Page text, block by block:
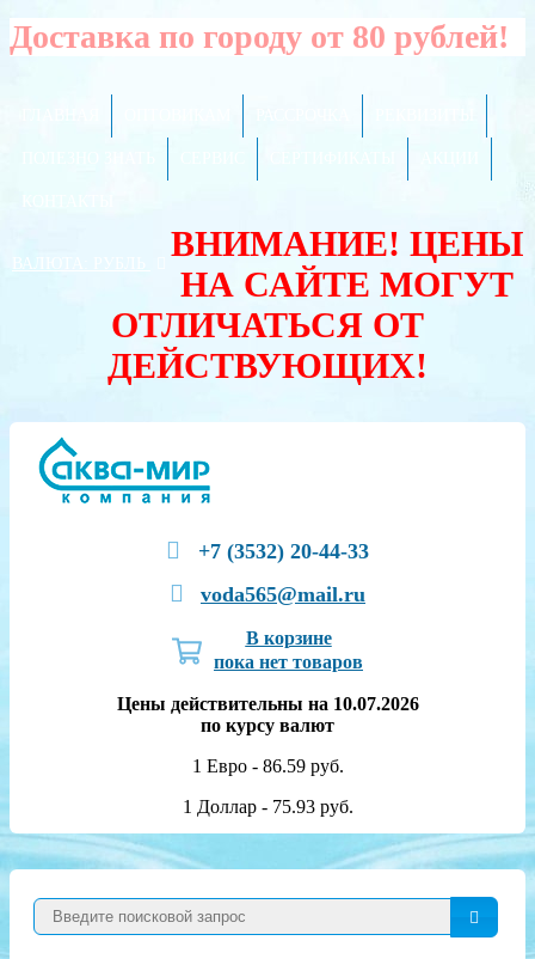
Доставка по городу от 80 рублей!
ВАЛЮТА:
ВНИМАНИЕ! ЦЕНЫ
НА САЙТЕ МОГУТ
ОТЛИЧАТЬСЯ ОТ
ДЕЙСТВУЮЩИХ!
+7 (3532) 20-44-33
voda565@mail.ru
В корзине
пока нет товаров
Цены действительны на 10.07.2026
по курсу валют
1 Евро - 86.59 руб.
1 Доллар - 75.93 руб.